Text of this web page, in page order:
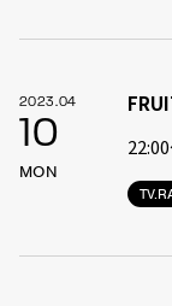
2023.04
10
MON